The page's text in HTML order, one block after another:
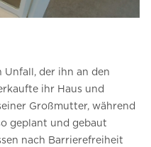
Unfall, der ihn an den
ihr Haus und
Großmutter, während
geplant und gebaut
nach Barrierefreiheit